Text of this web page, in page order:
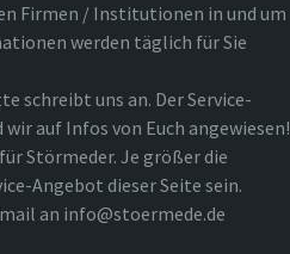
Firmen / Institutionen in und um
werden täglich für Sie
schreibt uns an. Der Service-
auf Infos von Euch angewiesen!
Störmeder. Je größer die
Angebot dieser Seite sein.
an info@stoermede.de